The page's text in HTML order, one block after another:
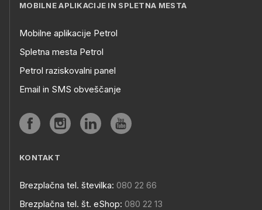
MOBILNE APLIKACIJE IN SPLETNA MESTA
Mobilne aplikacije Petrol
Spletna mesta Petrol
Petrol raziskovalni panel
Email in SMS obveščanje
KONTAKT
Brezplačna tel. številka: 080 22 66
Brezplačna tel. št. eShop: 080 22 13